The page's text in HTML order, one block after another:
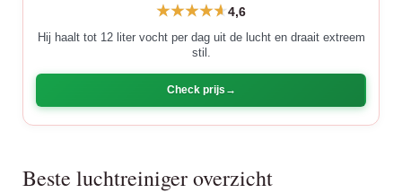
4,6
Hij haalt tot 12 liter vocht per dag uit de lucht en draait extreem
stil.
Check prijs
Beste luchtreiniger overzicht